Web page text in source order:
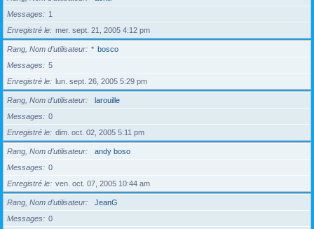
Messages
1
Enregistré le
mer. sept. 21, 2005 4:12 pm
Rang, Nom d’utilisateur * bosco
Messages
5
Enregistré le
lun. sept. 26, 2005 5:29 pm
Rang, Nom d’utilisateur
larouille
Messages
0
Enregistré le
dim. oct. 02, 2005 5:11 pm
Rang, Nom d’utilisateur
andy boso
Messages
0
Enregistré le
ven. oct. 07, 2005 10:44 am
Rang, Nom d’utilisateur
JeanG
Messages
0